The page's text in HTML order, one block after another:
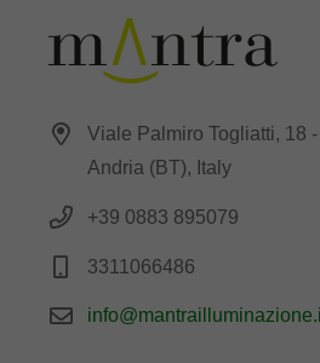
Viale Palmiro Togliatti, 18
Andria (BT), Italy
+39 0883 895079
3311066486